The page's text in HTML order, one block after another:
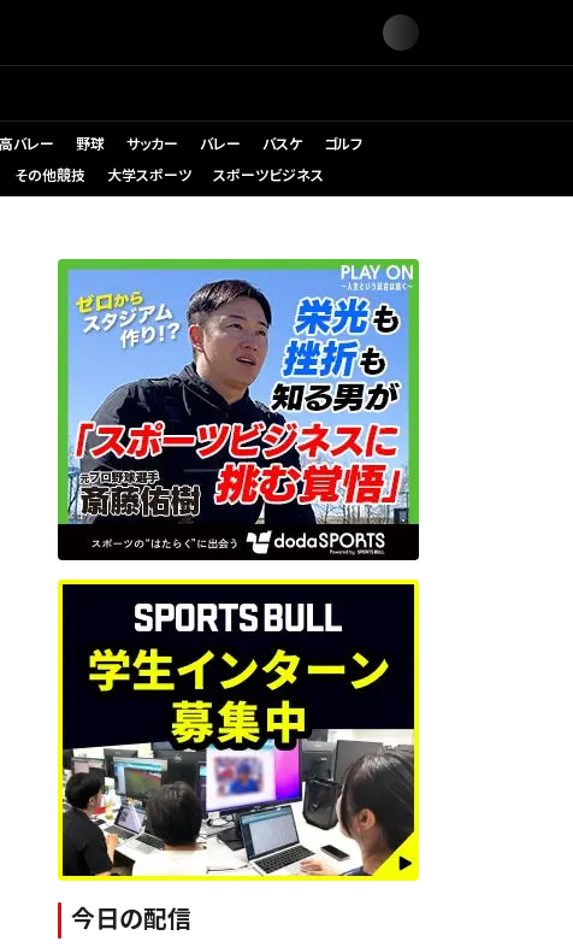
バレー 野球 サッカー バレー バスケ
ゴルフ
その他競技 大学スポーツ スポーツビジネス
今日の配信